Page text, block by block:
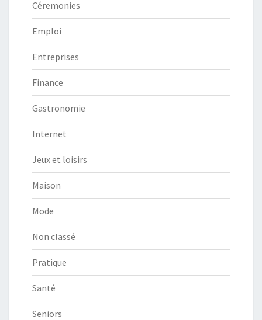
Céremonies
Emploi
Entreprises
Finance
Gastronomie
Internet
Jeux et loisirs
Maison
Mode
Non classé
Pratique
Santé
Seniors